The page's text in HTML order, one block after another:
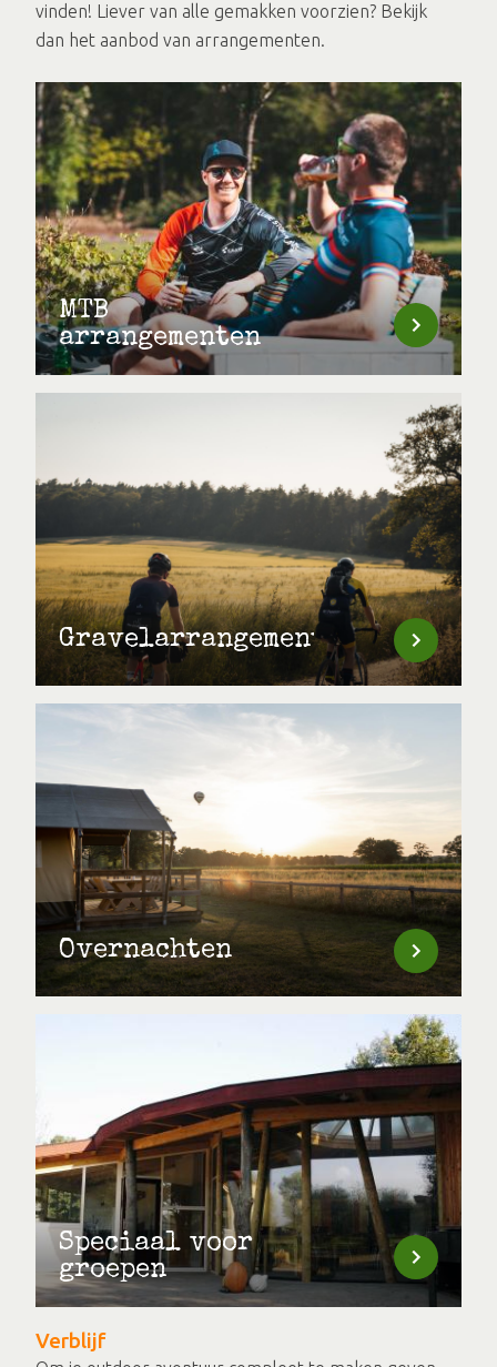
vinden! Liever van alle gemakken voorzien? Bekijk
dan het aanbod van arrangementen.
MTB
arrangementen
Gravelarrangementen
Overnachten
Speciaal voor
groepen
Verblijf